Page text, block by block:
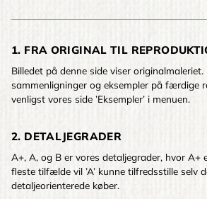
1. FRA ORIGINAL TIL
Billedet på denne side viser
sammenligninger og eksempler på færdige
venligst vores side ’Eksempler’ i menuen.
2. DETALJEGRADER
A+, A, og B er vores detaljegrader, hvor A+
fleste tilfælde vil ’A’ kunne tilfredsstille selv
detaljeorienterede køber.